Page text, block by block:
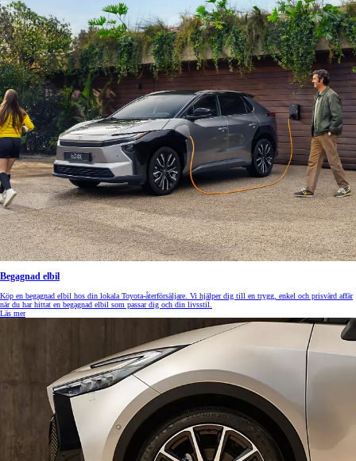
Begagnad elbil
Köp en begagnad elbil hos din lokala Toyota-återförsäljare. Vi hjälper dig till en trygg, enkel och prisvärd affär
när du har hittat en begagnad elbil som passar dig och din livsstil.
Läs mer